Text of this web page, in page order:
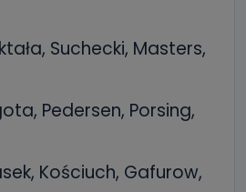
Suchecki, Masters,
Pedersen, Porsing,
Kościuch, Gafurow,